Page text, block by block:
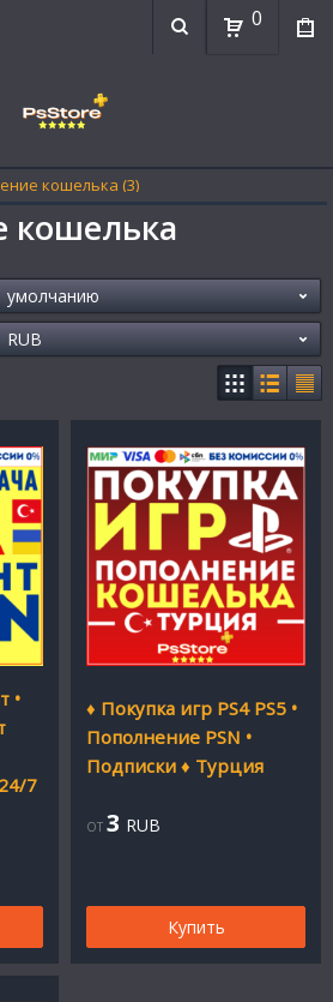
0
кошелька (3)
кошелька
•
7
♦️ Покупка игр PS4 PS5 •
Пополнение PSN •
Подписки ♦️ Турция
ОТ 3 RUB
Купить